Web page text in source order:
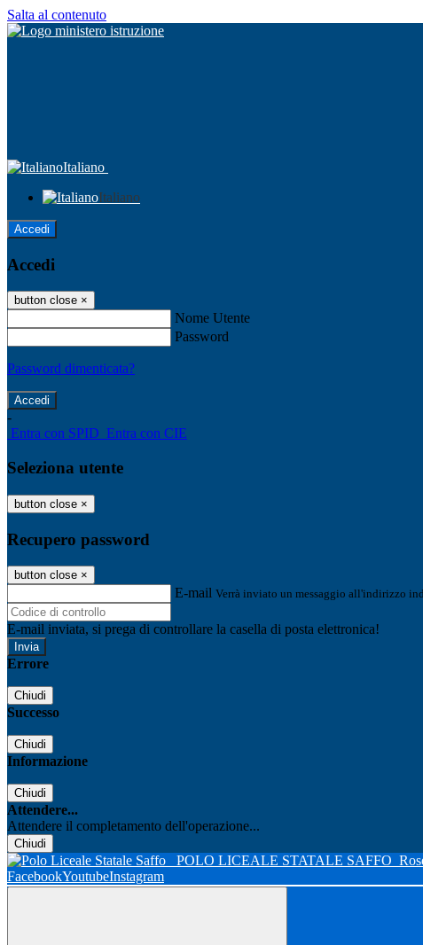
Salta al contenuto
Italiano
Italiano
Accedi
Accedi
button close ×
Nome Utente
Password
Password dimenticata?
-
Entra con SPID Entra con CIE
Seleziona utente
button close ×
Recupero password
button close ×
E-mail Verrà inviato un messaggio all'indirizzo
E-mail inviata, si prega di controllare la casella di posta elettronica!
Errore
Chiudi
Successo
Chiudi
Informazione
Chiudi
Attendere...
Attendere il completamento dell'operazione...
Chiudi
POLO LICEALE STATALE SAFFO
FacebookYoutubeInstagram